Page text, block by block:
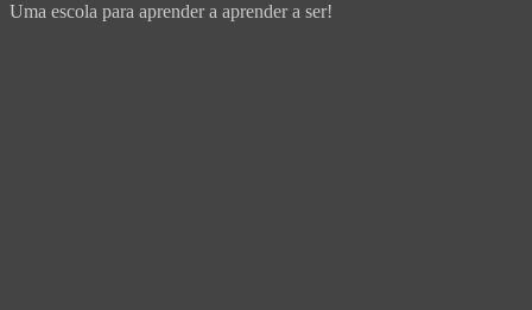
Uma escola para aprender a aprender a ser!